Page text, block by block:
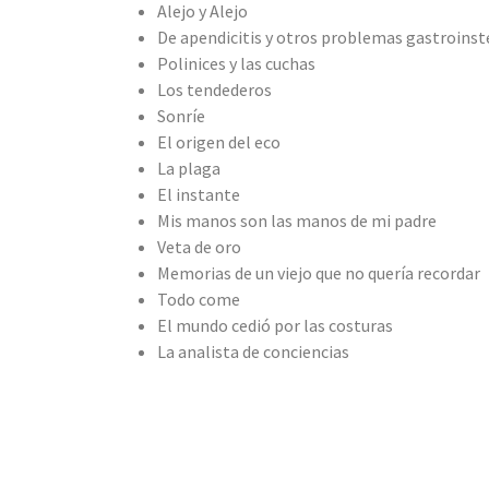
Alejo y Alejo
De apendicitis y otros problemas
Polinices y las cuchas
Los tendederos
Sonríe
El origen del eco
La plaga
El instante
Mis manos son las manos de mi padre
Veta de oro
Memorias de un viejo que no quería recordar
Todo come
El mundo cedió por las costuras
La analista de conciencias